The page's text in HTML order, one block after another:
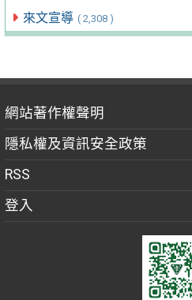
來文宣導 ( 2,308 )
網站著作權聲明
隱私權及資訊安全政策
RSS
登入